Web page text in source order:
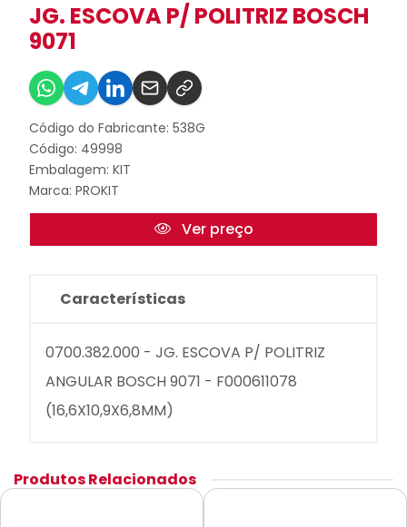
JG. ESCOVA P/ POLITRIZ BOSCH
9071
Código do Fabricante: 538G
Código: 49998
Embalagem: KIT
Marca: PROKIT
Ver preço
Características
0700.382.000 - JG. ESCOVA P/ POLITRIZ
ANGULAR BOSCH 9071 - F000611078
(16,6X10,9X6,8MM)
Produtos Relacionados